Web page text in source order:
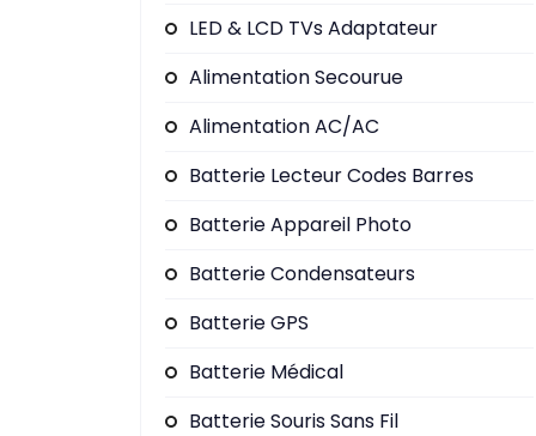
LED & LCD TVs Adaptateur
Alimentation Secourue
Alimentation AC/AC
Batterie Lecteur Codes Barres
Batterie Appareil Photo
Batterie Condensateurs
Batterie GPS
Batterie Médical
Batterie Souris Sans Fil